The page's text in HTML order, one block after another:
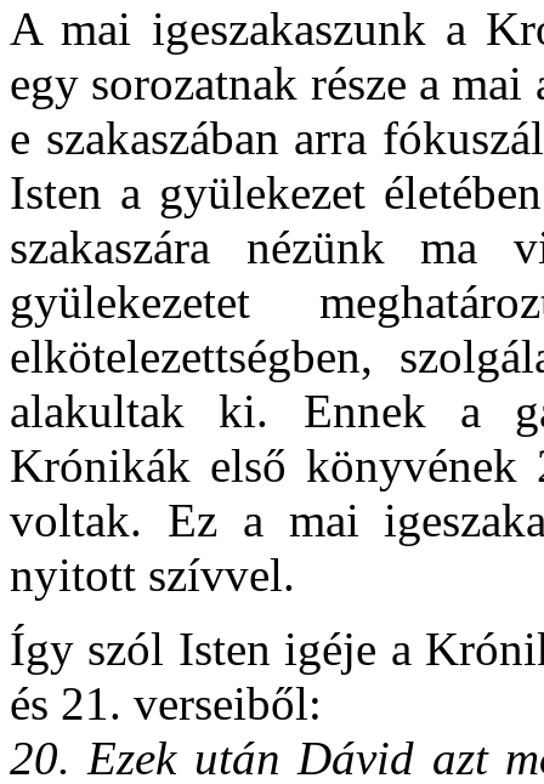
A mai igeszakaszunk a
egy sorozatnak része a
e szakaszában arra
Isten a gyülekezet
szakaszára nézünk
gyülekezetet
elkötelezettségben,
alakultak ki. Ennek a
Krónikák első könyvének
voltak. Ez a mai
nyitott szívvel.
Így szól Isten igéje a
és 21. verseiből:
20. Ezek után Dávid azt